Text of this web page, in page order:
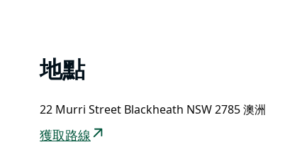
地點
22 Murri Street Blackheath NSW 2785 澳洲
獲取路線